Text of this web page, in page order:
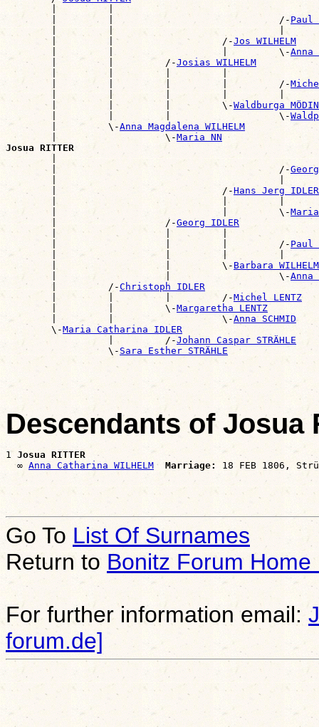
|         |
        |         |                             /-
Paul
|         |                             |
        |         |                   /-
Jos WILHELM
        |         |                   |         \-
Anna
        |         |         /-
Josias WILHELM
|         |         |         |
        |         |         |         |         /-
|         |         |         |         |
        |         |         |         \-
Waldburga
        |         |         |                   \-
        |         \-
Anna Magdalena WILHELM
        |                   \-
Maria NN
Josua RITTER
|
        |                                       /-
        |                             /-
Hans Jerg IDLER
|                             |         |
        |                             |         \-
Maria
        |                   /-
Georg IDLER
|                   |         |
        |                   |         |         /-
Paul
|                   |         |         |
        |                   |         \-
Barbara WILHELM
        |                   |                   \-
Anna
        |         /-
Christoph IDLER
        |         |         |         /-
Michel LENTZ
        |         |         \-
Margaretha LENTZ
        |         |                   \-
Anna SCHMID
        \-
Maria Catharina IDLER
                  |         /-
Johann Caspar STRÄHLE
                  \-
Sara Esther STRÄHLE
Descendants of Josua
1 Josua RITTER
  ∞
Anna Catharina WILHELM Marriage:
Go To List Of Surnames
Return to Bonitz Forum Home
For further information email:
forum.de]